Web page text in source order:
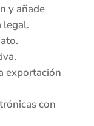
y añade
legal.
exportación
con